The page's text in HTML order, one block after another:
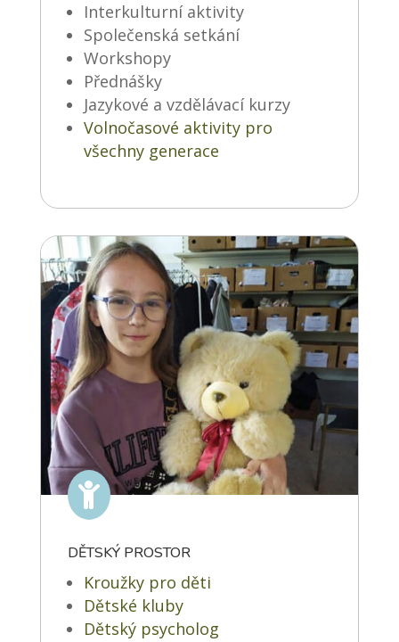
Interkulturní aktivity
Společenská setkání
Workshopy
Přednášky
Jazykové a vzdělávací kurzy
Volnočasové aktivity pro
všechny generace

DĚTSKÝ PROSTOR
Kroužky pro děti
Dětské kluby
Dětský psycholog